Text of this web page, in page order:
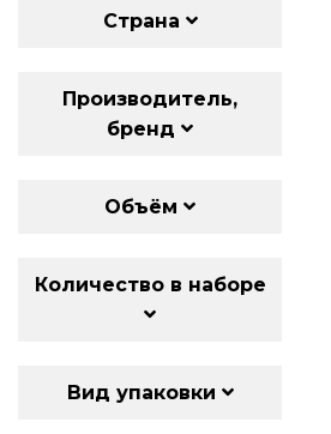
Страна
Производитель,
бренд
Объём
Вид упаковки